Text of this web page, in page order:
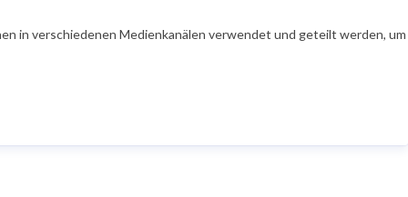
verschiedenen Medienkanälen verwendet und geteilt